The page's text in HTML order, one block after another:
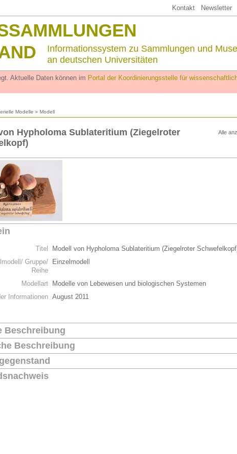
Kontakt Newsletter
Informationssystem zu Sammlungen und
an deutschen Universitäten
Aktuelle Daten können im Portal der Koordinierungsstelle für
Modelle » Modell
Alle
Hypholoma Sublateritium (Ziegelroter
Titel
Modell von Hypholoma Sublateritium (Ziegelroter
Gruppe/
Reihe
Einzelmodell
Modellart
Modelle von Lebewesen und biologischen Systemen
Informationen August 2011
Beschreibung
Beschreibung